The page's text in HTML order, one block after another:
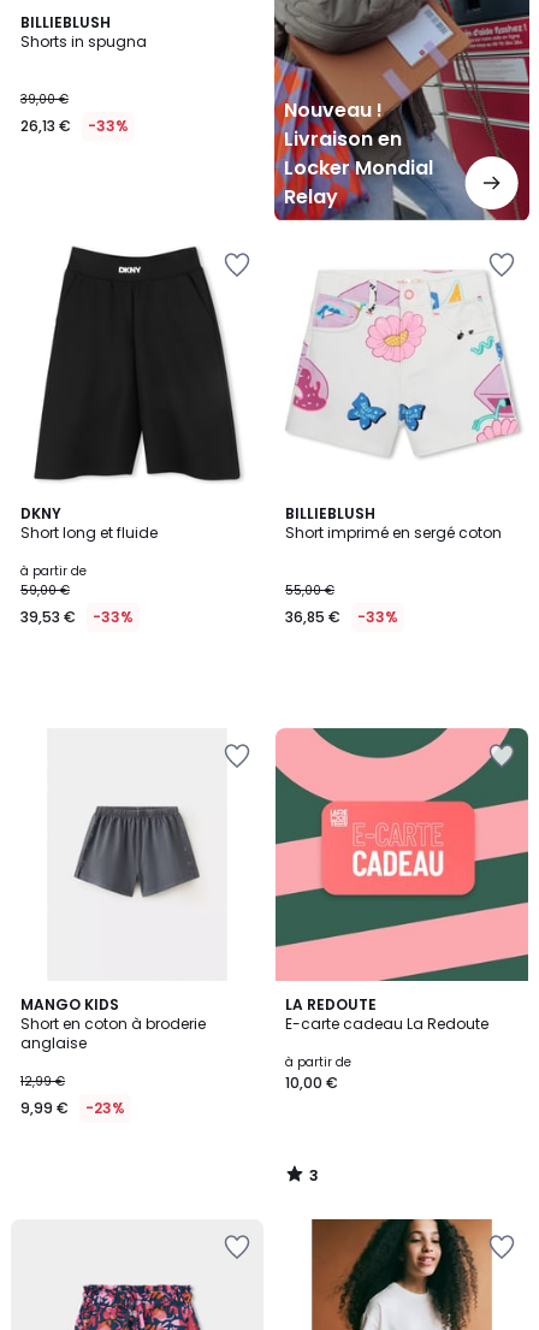
BILLIEBLUSH
Shorts in spugna
39,00 €
26,13 € -33%
Nouveau !
Livraison en
Locker Mondial
Relay
DKNY
Short long et fluide
à partir de
59,00 €
39,53 € -33%
BILLIEBLUSH
Short imprimé en sergé coton
55,00 €
36,85 € -33%
MANGO KIDS
Short en coton à broderie
anglaise
12,99 €
9,99 € -23%
LA REDOUTE
E-carte cadeau La Redoute
à partir de
10,00 €
3
/
3
/